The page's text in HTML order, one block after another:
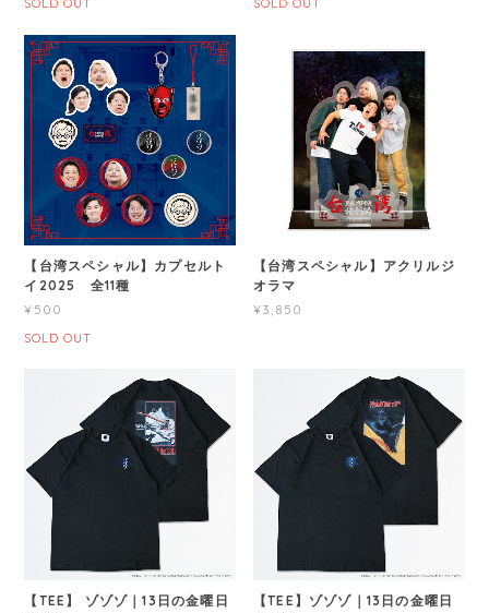
SOLD OUT SOLD OUT
【台湾スペシャル】カプセルト
イ2025 全11種
¥500
SOLD OUT
【台湾スペシャル】アクリルジ
オラマ
¥3,850
【TEE】 ゾゾゾ｜13日の金曜日
【TEE】ゾゾゾ｜13日の金曜日